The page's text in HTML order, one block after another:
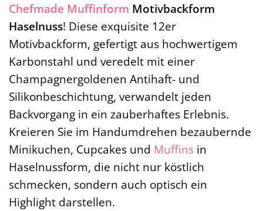
Chefmade Muffinform Motivbackform
Haselnuss! Diese exquisite 12er
Motivbackform, gefertigt aus hochwertigem
Karbonstahl und veredelt mit einer
Champagnergoldenen Antihaft- und
Silikonbeschichtung, verwandelt jeden
Backvorgang in ein zauberhaftes Erlebnis.
Kreieren Sie im Handumdrehen bezaubernde
Minikuchen, Cupcakes und Muffins in
Haselnussform, die nicht nur köstlich
schmecken, sondern auch optisch ein
Highlight darstellen.